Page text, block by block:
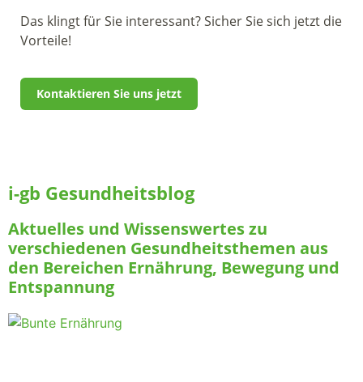
Das klingt für Sie interessant? Sicher Sie sich jetzt die
Vorteile!
Kontaktieren Sie uns jetzt
i-gb Gesundheitsblog
Aktuelles und Wissenswertes zu
verschiedenen Gesundheitsthemen aus
den Bereichen Ernährung, Bewegung und
Entspannung